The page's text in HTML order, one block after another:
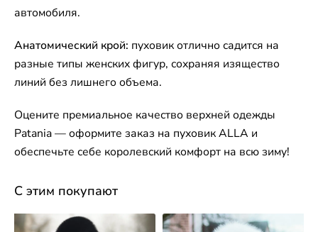
автомобиля.
Анатомический крой: пуховик отлично садится на
разные типы женских фигур, сохраняя изящество
линий без лишнего объема.
Оцените премиальное качество верхней одежды
Patania — оформите заказ на пуховик ALLA и
обеспечьте себе королевский комфорт на всю зиму!
С этим покупают